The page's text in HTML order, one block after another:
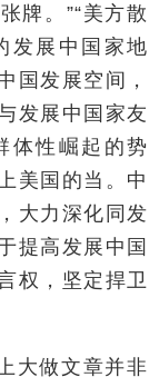
牌。”“美方散
发展中国家地
国发展空间，
发展中国家友
体性崛起的势
美国的当。中
大力深化同发
提高发展中国
权，坚定捍卫
大做文章并非